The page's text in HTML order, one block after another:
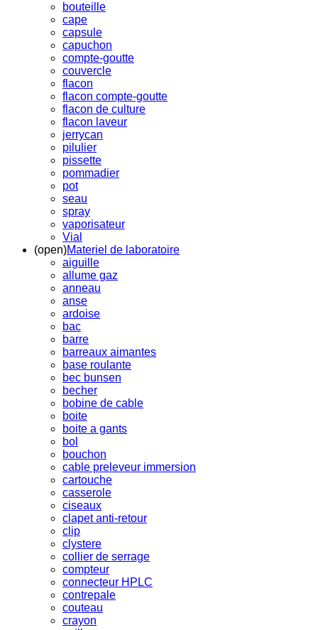
bouteille
cape
capsule
capuchon
compte-goutte
couvercle
flacon
flacon compte-goutte
flacon de culture
flacon laveur
jerrycan
pilulier
pissette
pommadier
pot
seau
spray
vaporisateur
Vial
(open)Materiel de laboratoire
aiguille
allume gaz
anneau
anse
ardoise
bac
barre
barreaux aimantes
base roulante
bec bunsen
becher
bobine de cable
boite
boite a gants
bol
bouchon
cable preleveur immersion
cartouche
casserole
ciseaux
clapet anti-retour
clip
clystere
collier de serrage
compteur
connecteur HPLC
contrepale
couteau
crayon